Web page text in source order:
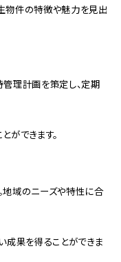
物件の特徴や魅力を見出
理計画を策定し、定期
ができます。
地域のニーズや特性に合
成果を得ることができま